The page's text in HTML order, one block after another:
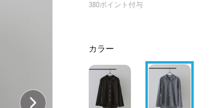
380ポイント付与
カラー